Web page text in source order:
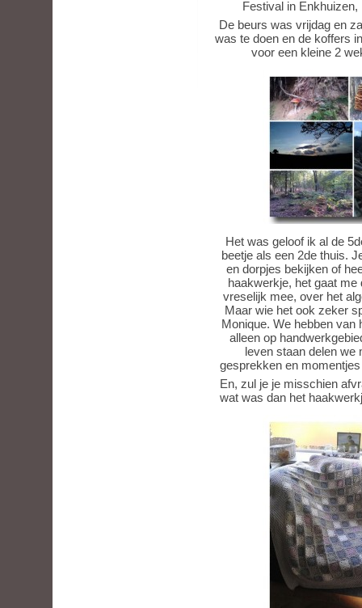
Festival in
De beurs was vrijdag en
was te doen en de koffers
voor een kleine 2
Het was geloof ik al de
beetje als een 2de thuis.
en dorpjes bekijken of
haakwerkje, het gaat
vreselijk mee, over het
Maar wie het ook zeker
Monique. We hebben van
alleen op
leven staan delen we
gesprekken en
En, zul je je misschien
wat was dan het